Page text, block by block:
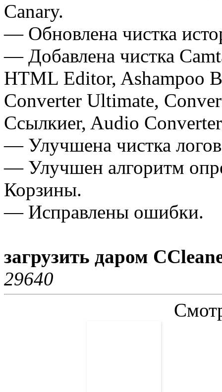
Canary.
— Обновлена чистка
— Добавлена чистка
HTML Editor, Ashampoo
Converter Ultimate,
Ссылкиer, Audio
— Улучшена чистка
— Улучшен алгоритм
Корзины.
— Исправлены ошибки.
загрузить даром
29640